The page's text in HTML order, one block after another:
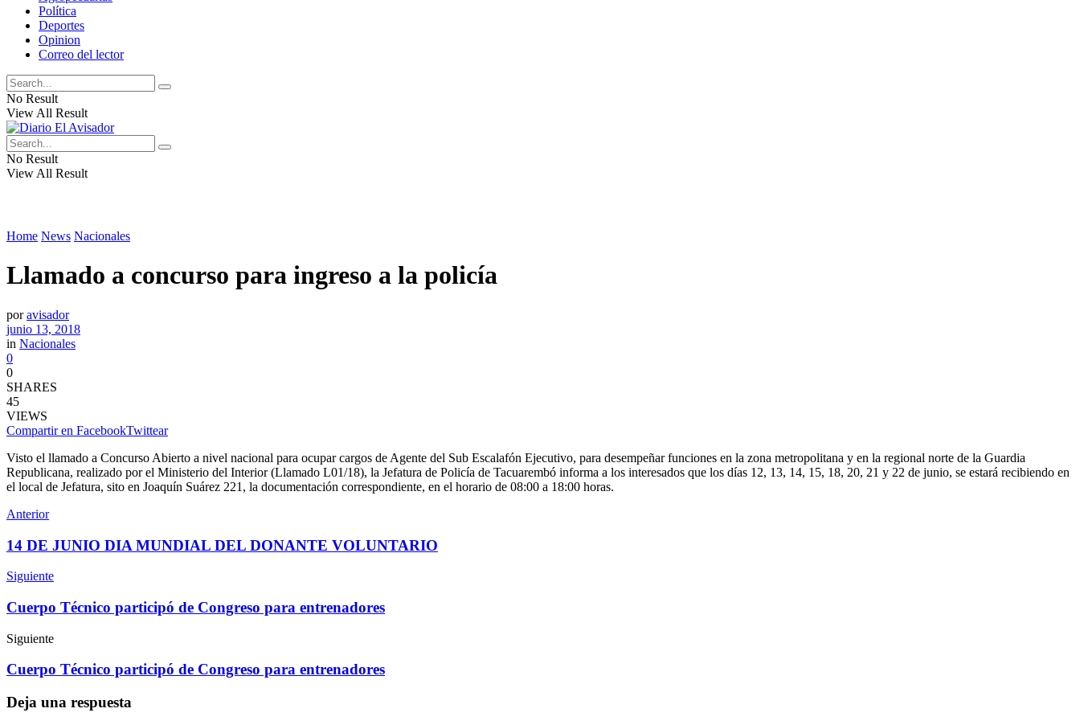
Política
Deportes
Opinion
Correo del lector
No Result
View All Result
No Result
View All Result
Home News Nacionales
Llamado a concurso para ingreso a la policía
por avisador
junio 13, 2018
in Nacionales
0
0
SHARES
45
VIEWS
Compartir en FacebookTwittear
Visto el llamado a Concurso Abierto a nivel nacional para ocupar cargos de Agente del Sub Escalafón Ejecutivo, para desempeñar funciones en la zona metropolitana y en la regional norte de la Guardia
Republicana, realizado por el Ministerio del Interior (Llamado L01/18), la Jefatura de Policía de Tacuarembó informa a los interesados que los días 12, 13, 14, 15, 18, 20, 21 y 22 de junio, se estará recibiendo en
el local de Jefatura, sito en Joaquín Suárez 221, la documentación correspondiente, en el horario de 08:00 a 18:00 horas.
Anterior
14 DE JUNIO DIA MUNDIAL DEL DONANTE VOLUNTARIO
Siguiente
Cuerpo Técnico participó de Congreso para entrenadores
Siguiente
Cuerpo Técnico participó de Congreso para entrenadores
Deja una respuesta